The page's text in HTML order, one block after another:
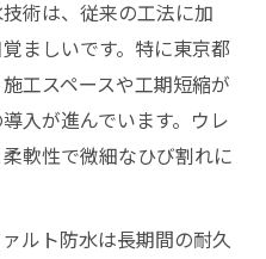
術は、従来の工法に加
ましいです。特に東京都
工スペースや工期短縮が
入が進んでいます。ウレ
軟性で微細なひび割れに
ルト防水は長期間の耐久